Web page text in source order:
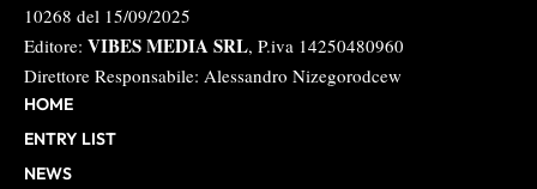
10268 del 15/09/2025
Editore: VIBES MEDIA SRL, P.iva 14250480960
Direttore Responsabile: Alessandro Nizegorodcew
HOME
ENTRY LIST
NEWS